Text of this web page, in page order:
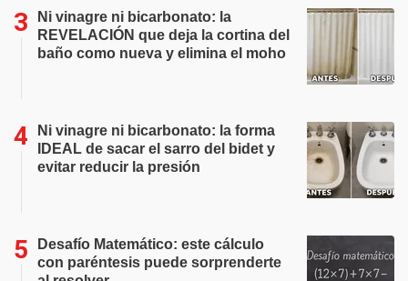
Ni vinagre ni bicarbonato: la
REVELACIÓN que deja la cortina del
baño como nueva y elimina el moho
Ni vinagre ni bicarbonato: la forma
IDEAL de sacar el sarro del bidet y
evitar reducir la presión
Desafío Matemático: este cálculo
con paréntesis puede sorprenderte